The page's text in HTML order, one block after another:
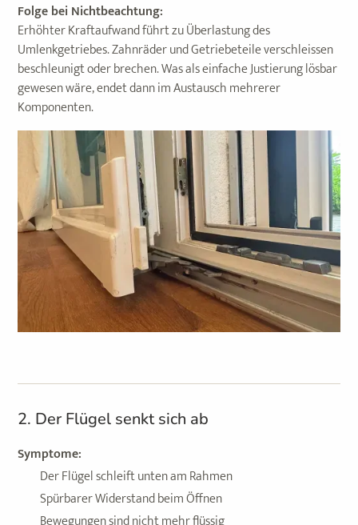
Folge bei Nichtbeachtung:
Erhöhter Kraftaufwand führt zu Überlastung des
Umlenkgetriebes. Zahnräder und Getriebeteile verschleissen
beschleunigt oder brechen. Was als einfache Justierung lösbar
gewesen wäre, endet dann im Austausch mehrerer
Komponenten.
2. Der Flügel senkt sich ab
Symptome:
Der Flügel schleift unten am Rahmen
Spürbarer Widerstand beim Öffnen